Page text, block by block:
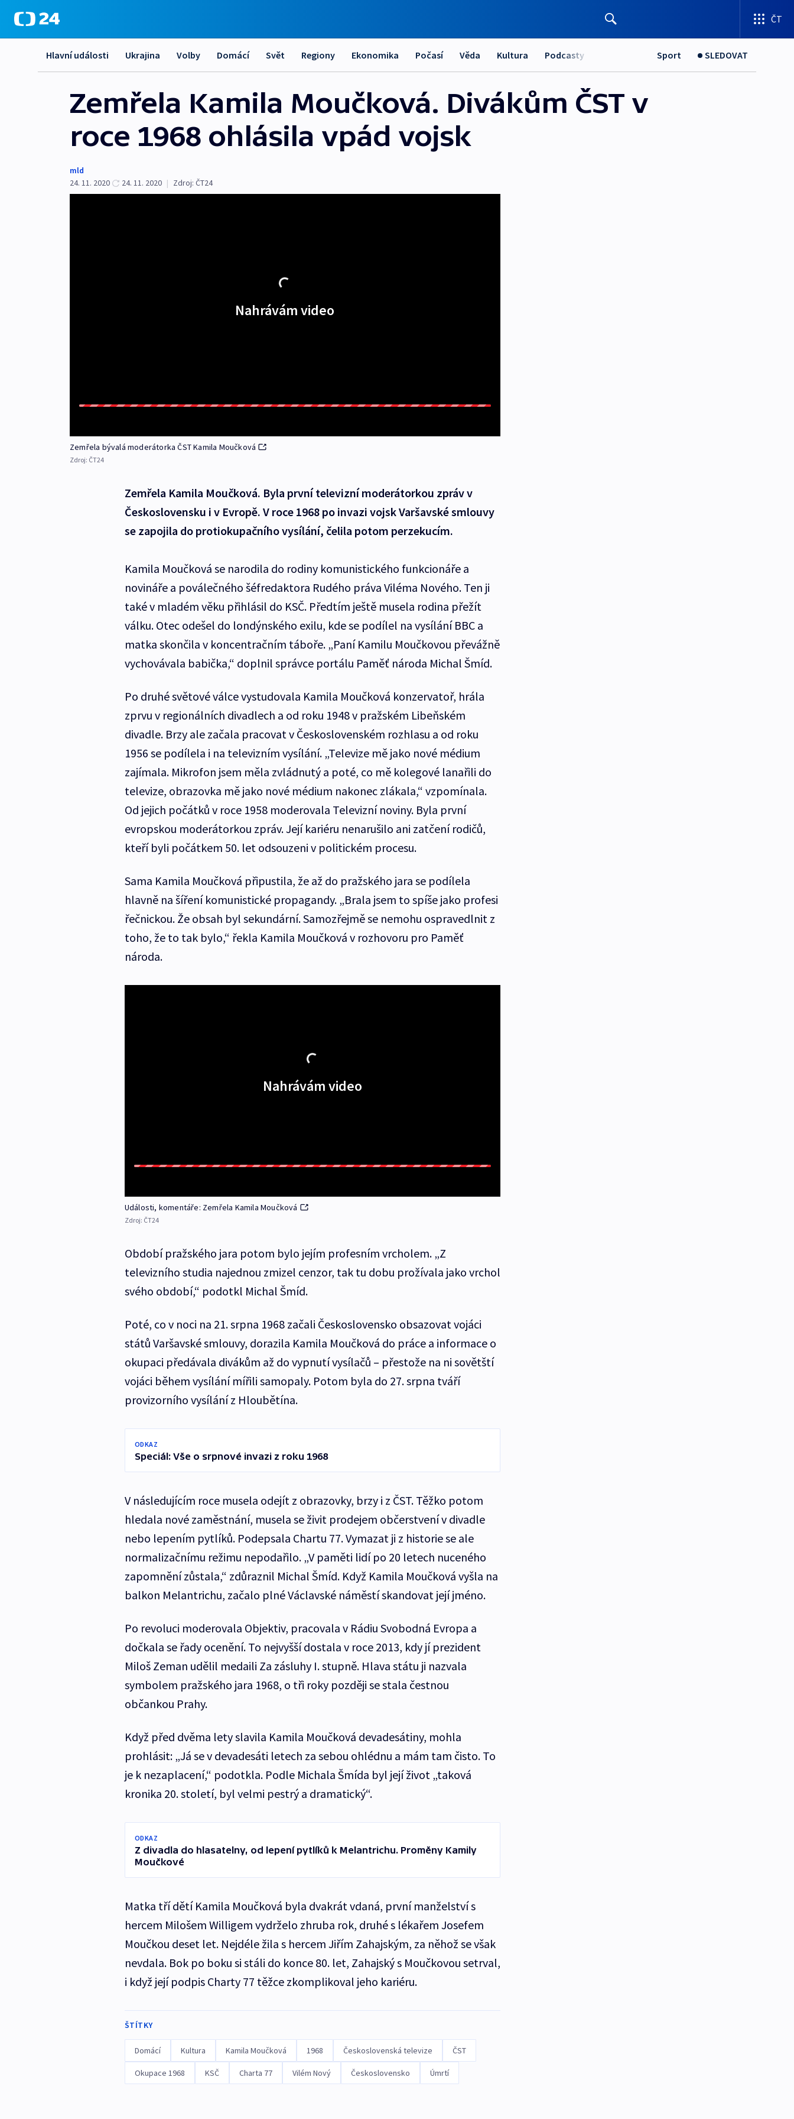
ČT
Hlavní události Ukrajina Volby Domácí Svět Regiony Ekonomika Počasí Věda Kultura Podcasty Sport SLEDOVAT
Zemřela Kamila Moučková. Divákům ČST v
roce 1968 ohlásila vpád vojsk
mld
24. 11. 2020
24. 11. 2020 | Zdroj: ČT24
Nahrávám video
Zemřela bývalá moderátorka ČST Kamila Moučková
Zdroj: ČT24
Zemřela Kamila Moučková. Byla první televizní moderátorkou zpráv v
Československu i v Evropě. V roce 1968 po invazi vojsk Varšavské smlouvy
se zapojila do protiokupačního vysílání, čelila potom perzekucím.
Kamila Moučková se narodila do rodiny komunistického funkcionáře a
novináře a poválečného šéfredaktora Rudého práva Viléma Nového. Ten ji
také v mladém věku přihlásil do KSČ. Předtím ještě musela rodina přežít
válku. Otec odešel do londýnského exilu, kde se podílel na vysílání BBC a
matka skončila v koncentračním táboře. „Paní Kamilu Moučkovou převážně
vychovávala babička,“ doplnil správce portálu Paměť národa Michal Šmíd.
Po druhé světové válce vystudovala Kamila Moučková konzervatoř, hrála
zprvu v regionálních divadlech a od roku 1948 v pražském Libeňském
divadle. Brzy ale začala pracovat v Československém rozhlasu a od roku
1956 se podílela i na televizním vysílání. „Televize mě jako nové médium
zajímala. Mikrofon jsem měla zvládnutý a poté, co mě kolegové lanařili do
televize, obrazovka mě jako nové médium nakonec zlákala,“ vzpomínala.
Od jejich počátků v roce 1958 moderovala Televizní noviny. Byla první
evropskou moderátorkou zpráv. Její kariéru nenarušilo ani zatčení rodičů,
kteří byli počátkem 50. let odsouzeni v politickém procesu.
Sama Kamila Moučková připustila, že až do pražského jara se podílela
hlavně na šíření komunistické propagandy. „Brala jsem to spíše jako profesi
řečnickou. Že obsah byl sekundární. Samozřejmě se nemohu ospravedlnit z
toho, že to tak bylo,“ řekla Kamila Moučková v rozhovoru pro Paměť
národa.
Nahrávám video
Události, komentáře: Zemřela Kamila Moučková
Zdroj: ČT24
Období pražského jara potom bylo jejím profesním vrcholem. „Z
televizního studia najednou zmizel cenzor, tak tu dobu prožívala jako vrchol
svého období,“ podotkl Michal Šmíd.
Poté, co v noci na 21. srpna 1968 začali Československo obsazovat vojáci
států Varšavské smlouvy, dorazila Kamila Moučková do práce a informace o
okupaci předávala divákům až do vypnutí vysílačů – přestože na ni sovětští
vojáci během vysílání mířili samopaly. Potom byla do 27. srpna tváří
provizorního vysílání z Hloubětína.
ODKAZ
Speciál: Vše o srpnové invazi z roku 1968
V následujícím roce musela odejít z obrazovky, brzy i z ČST. Těžko potom
hledala nové zaměstnání, musela se živit prodejem občerstvení v divadle
nebo lepením pytlíků. Podepsala Chartu 77. Vymazat ji z historie se ale
normalizačnímu režimu nepodařilo. „V paměti lidí po 20 letech nuceného
zapomnění zůstala,“ zdůraznil Michal Šmíd. Když Kamila Moučková vyšla na
balkon Melantrichu, začalo plné Václavské náměstí skandovat její jméno.
Po revoluci moderovala Objektiv, pracovala v Rádiu Svobodná Evropa a
dočkala se řady ocenění. To nejvyšší dostala v roce 2013, kdy jí prezident
Miloš Zeman udělil medaili Za zásluhy I. stupně. Hlava státu ji nazvala
symbolem pražského jara 1968, o tři roky později se stala čestnou
občankou Prahy.
Když před dvěma lety slavila Kamila Moučková devadesátiny, mohla
prohlásit: „Já se v devadesáti letech za sebou ohlédnu a mám tam čisto. To
je k nezaplacení,“ podotkla. Podle Michala Šmída byl její život „taková
kronika 20. století, byl velmi pestrý a dramatický“.
ODKAZ
Z divadla do hlasatelny, od lepení pytlíků k Melantrichu. Proměny Kamily
Moučkové
Matka tří dětí Kamila Moučková byla dvakrát vdaná, první manželství s
hercem Milošem Willigem vydrželo zhruba rok, druhé s lékařem Josefem
Moučkou deset let. Nejdéle žila s hercem Jiřím Zahajským, za něhož se však
nevdala. Bok po boku si stáli do konce 80. let, Zahajský s Moučkovou setrval,
i když její podpis Charty 77 těžce zkomplikoval jeho kariéru.
ŠTÍTKY
Domácí Kultura Kamila Moučková 1968 Československá televize ČST
Okupace 1968 KSČ Charta 77 Vilém Nový Československo Úmrtí